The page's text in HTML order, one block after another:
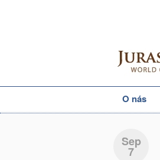
O nás
Sep
7